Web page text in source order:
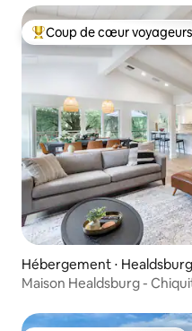
Coups de cœur voyageurs
Coup de cœur voyageurs
Hébergement ⋅ Healdsburg
Maison Healdsburg -